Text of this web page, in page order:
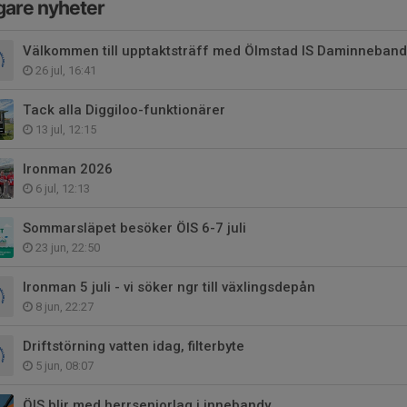
nyheter
Välkommen till upptaktsträff med Ölmstad IS
26 jul, 16:41
Tack alla Diggiloo-funktionärer
13 jul, 12:15
Ironman 2026
6 jul, 12:13
Sommarsläpet besöker ÖIS 6-7 juli
23 jun, 22:50
Ironman 5 juli - vi söker ngr till växlingsdepån
8 jun, 22:27
Driftstörning vatten idag, filterbyte
5 jun, 08:07